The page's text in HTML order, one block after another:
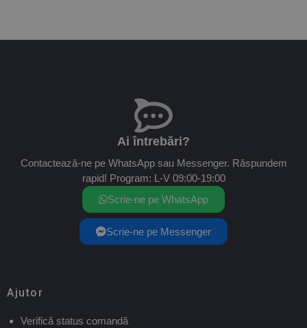
Ai întrebări?
Contactează-ne pe WhatsApp sau Messenger. Răspundem
rapid! Program: L-V 09:00-19:00
Scrie-ne pe WhatsApp
Scrie-ne pe Messenger
Ajutor
Verifică status comandă